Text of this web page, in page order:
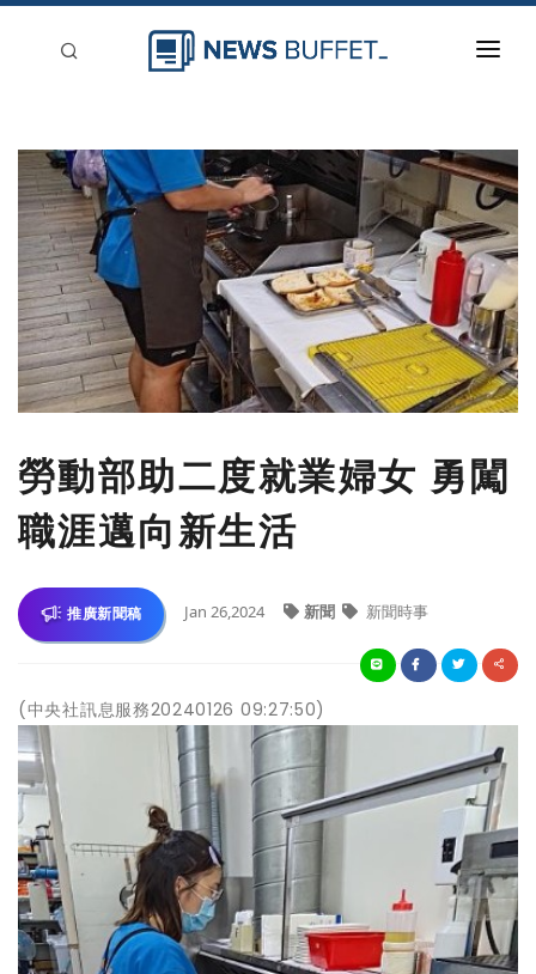
新聞稿分類
登入
刊登
勞動部助二度就業婦女 勇闖
職涯邁向新生活
推廣新聞稿 Jan 26,2024 新聞 新聞時事
(中央社訊息服務20240126 09:27:50)